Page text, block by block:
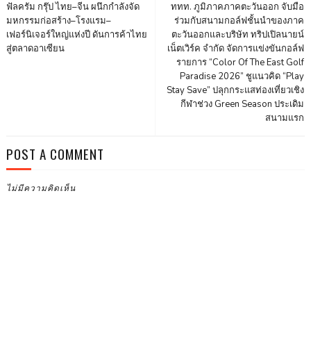
ททท. ภูมิภาคภาคตะวันออก จับมือ
ร่วมกับสนามกอล์ฟชั้นนำของภาค
ตะวันออกและบริษัท ทริปเปิลนายน์
เน็ตเวิร์ค จำกัด จัดการแข่งขันกอล์ฟ
รายการ “Color Of The East Golf
Paradise 2026” ชูแนวคิด “Play
Stay Save” ปลุกกระแสท่องเที่ยวเชิง
กีฬาช่วง Green Season ประเดิม
สนามแรก
ฟัลครัม กรุ๊ป ไทย–จีน ผนึกกำลังจัด
มหกรรมก่อสร้าง–โรงแรม–
เฟอร์นิเจอร์ใหญ่แห่งปี ดันการค้าไทย
สู่ตลาดอาเซียน
POST A COMMENT
ไม่มีความคิดเห็น